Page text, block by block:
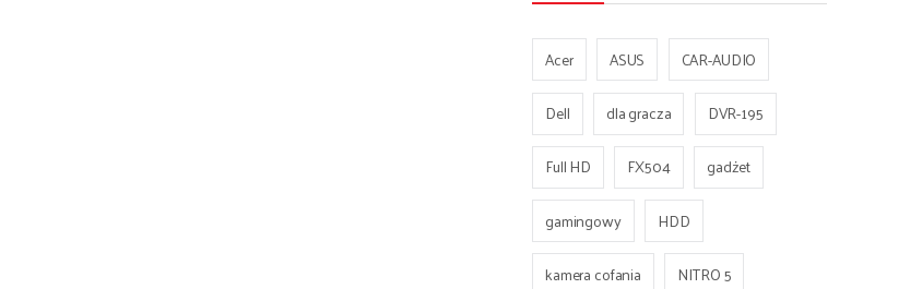
Acer ASUS
CAR-AUDIO
Dell
dla gracza
DVR-195
Full HD
FX504
gadżet
gamingowy
HDD
kamera cofania
NITRO 5